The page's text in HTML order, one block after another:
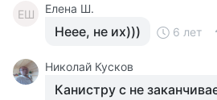
ЕШ Елена Ш.
Неее, не их))) 6 лет
Николай Кусков
Канистру с не